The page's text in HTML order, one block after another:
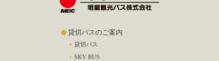
貸切バスのご案内
貸切バス
SKY BUS